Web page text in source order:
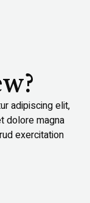
adipiscing elit,
dolore magna
exercitation